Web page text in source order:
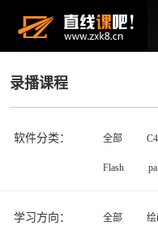
录播课程
软件分类： 全部
Flash
学习方向： 全部